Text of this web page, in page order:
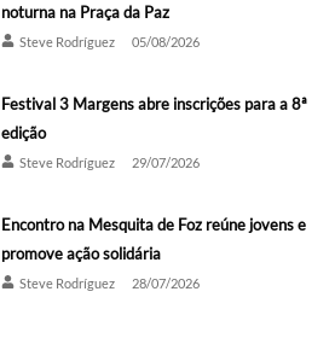
noturna na Praça da Paz
Steve Rodríguez 05/08/2026
Festival 3 Margens abre inscrições para a 8ª
edição
Steve Rodríguez 29/07/2026
Encontro na Mesquita de Foz reúne jovens e
promove ação solidária
Steve Rodríguez 28/07/2026